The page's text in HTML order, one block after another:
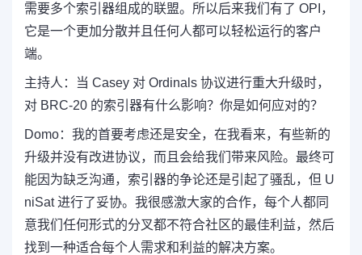
需要多个索引器组成的联盟。所以后来我们有了 OPI，
它是一个更加分散并且任何人都可以轻松运行的客户
端。
主持人：
当 Casey 对 Ordinals 协议进行重大升级时，
对 BRC-20 的索引器有什么影响？你是如何应对的？
Domo： 我的首要考虑还是安全，在我看来，有些新的
升级并没有改进协议，而且会给我们带来风险。最终可
能因为缺乏沟通，索引器的争论还是引起了骚乱，但 U
niSat进行了妥协。 我很感激大家的合作，每个人都同
意我们任何形式的分叉都不符合社区的最佳利益，然后
找到一种适合每个人需求和利益的解决方案。